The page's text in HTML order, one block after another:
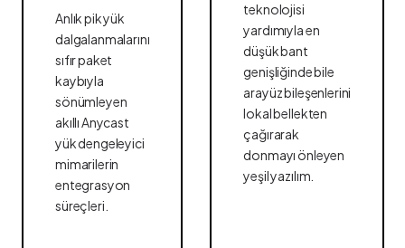
Anlık pik yük
dalgalanmalarını
sıfır paket
kaybıyla
sönümleyen
akıllı Anycast
yük dengeleyici
mimarilerin
entegrasyon
süreçleri.
teknolojisi
yardımıyla en
düşük bant
genişliğinde bile
arayüz bileşenlerini
lokal bellekten
çağırarak
donmayı önleyen
yeşil yazılım.